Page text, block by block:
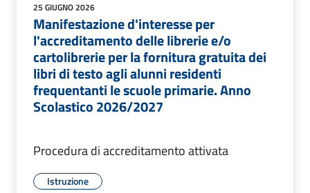
25 GIUGNO 2026
Manifestazione d'interesse per
l'accreditamento delle librerie e/o
cartolibrerie per la fornitura gratuita dei
libri di testo agli alunni residenti
frequentanti le scuole primarie. Anno
Scolastico 2026/2027
Procedura di accreditamento attivata
Istruzione